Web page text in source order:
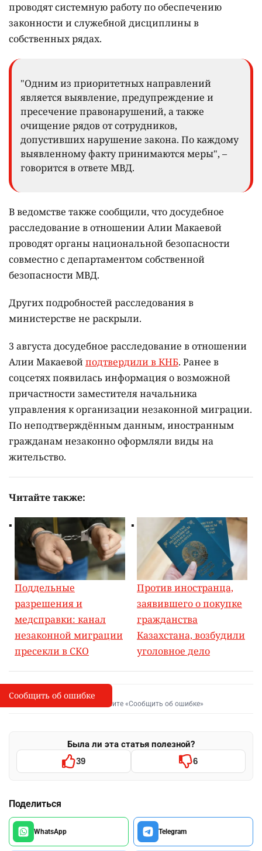
проводят системную работу по обеспечению
законности и служебной дисциплины в
собственных рядах.
"Одним из приоритетных направлений
является выявление, предупреждение и
пресечение правонарушений, а также
очищение рядов от сотрудников,
допустивших нарушение закона. По каждому
выявленному факту принимаются меры", –
говорится в ответе МВД.
В ведомстве также сообщили, что досудебное
расследование в отношении Алии Макаевой
проводят органы национальной безопасности
совместно с департаментом собственной
безопасности МВД.
Других подробностей расследования в
министерстве не раскрыли.
3 августа досудебное расследование в отношении
Алии Макаевойподтвердили в КНБ. Ранее в
соцсетях появилась информация о возможной
причастности заместителя начальника
управления к организации незаконной миграции.
По неподтверждённым данным, иностранным
гражданам незаконно оформляли виды на
жительство.
Читайте также:
Поддельные
разрешения и
медсправки: канал
незаконной миграции
пресекли в СКО
Против иностранца,
заявившего о покупке
гражданства
Казахстана, возбудили
уголовное дело
I
Сообщить об опечатке
Выделите фрагмент и нажмите «Сообщить об ошибке»
Была ли эта статья полезной?
39 6
Поделиться
WhatsApp Telegram
Сообщить об ошибке